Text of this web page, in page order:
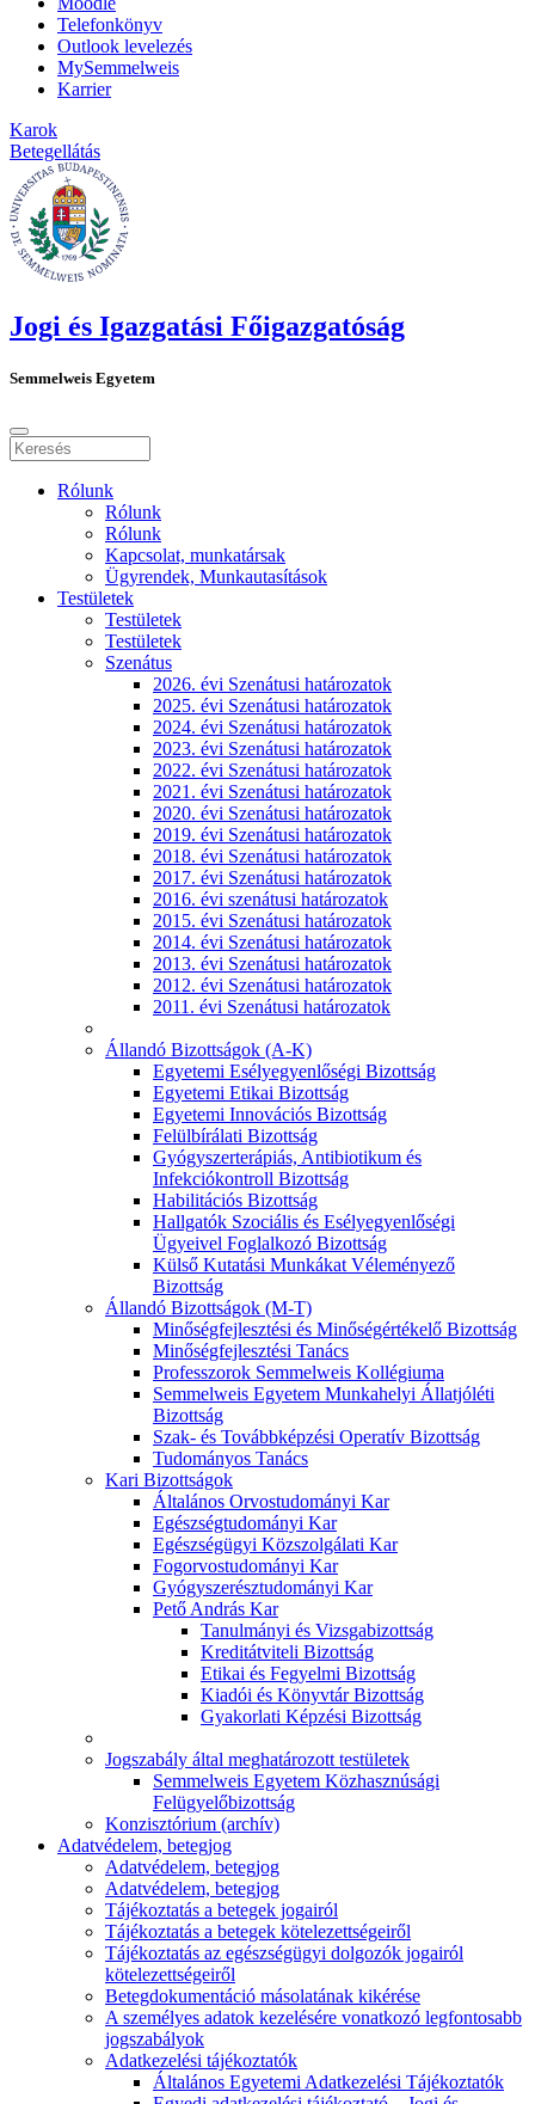
Telefonkönyv
Outlook levelezés
MySemmelweis
Karrier
Karok
Betegellátás
Jogi és Igazgatási Főigazgatóság
Semmelweis Egyetem
Rólunk
Rólunk
Rólunk
Kapcsolat, munkatársak
Ügyrendek, Munkautasítások
Testületek
Testületek
Testületek
Szenátus
2026. évi Szenátusi határozatok
2025. évi Szenátusi határozatok
2024. évi Szenátusi határozatok
2023. évi Szenátusi határozatok
2022. évi Szenátusi határozatok
2021. évi Szenátusi határozatok
2020. évi Szenátusi határozatok
2019. évi Szenátusi határozatok
2018. évi Szenátusi határozatok
2017. évi Szenátusi határozatok
2016. évi szenátusi határozatok
2015. évi Szenátusi határozatok
2014. évi Szenátusi határozatok
2013. évi Szenátusi határozatok
2012. évi Szenátusi határozatok
2011. évi Szenátusi határozatok
Állandó Bizottságok (A-K)
Egyetemi Esélyegyenlőségi Bizottság
Egyetemi Etikai Bizottság
Egyetemi Innovációs Bizottság
Felülbírálati Bizottság
Gyógyszerterápiás, Antibiotikum és
Infekciókontroll Bizottság
Habilitációs Bizottság
Hallgatók Szociális és Esélyegyenlőségi
Ügyeivel Foglalkozó Bizottság
Külső Kutatási Munkákat Véleményező
Bizottság
Állandó Bizottságok (M-T)
Minőségfejlesztési és Minőségértékelő Bizottság
Minőségfejlesztési Tanács
Professzorok Semmelweis Kollégiuma
Semmelweis Egyetem Munkahelyi Állatjóléti
Bizottság
Szak- és Továbbképzési Operatív Bizottság
Tudományos Tanács
Kari Bizottságok
Általános Orvostudományi Kar
Egészségtudományi Kar
Egészségügyi Közszolgálati Kar
Fogorvostudományi Kar
Gyógyszerésztudományi Kar
Pető András Kar
Tanulmányi és Vizsgabizottság
Kreditátviteli Bizottság
Etikai és Fegyelmi Bizottság
Kiadói és Könyvtár Bizottság
Gyakorlati Képzési Bizottság
Jogszabály által meghatározott testületek
Semmelweis Egyetem Közhasznúsági
Felügyelőbizottság
Konzisztórium (archív)
Adatvédelem, betegjog
Adatvédelem, betegjog
Adatvédelem, betegjog
Tájékoztatás a betegek jogairól
Tájékoztatás a betegek kötelezettségeiről
Tájékoztatás az egészségügyi dolgozók jogairól
kötelezettségeiről
Betegdokumentáció másolatának kikérése
A személyes adatok kezelésére vonatkozó legfontosabb
jogszabályok
Adatkezelési tájékoztatók
Általános Egyetemi Adatkezelési Tájékoztatók